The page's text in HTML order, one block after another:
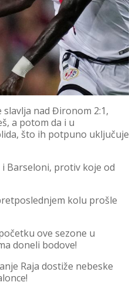
nad Đironom 2:1,
a potom da i u
što ih potpuno uključuje
Barseloni, protiv koje od
kolu prošle
ove sezone u
doneli bodove!
Raja dostiže nebeske